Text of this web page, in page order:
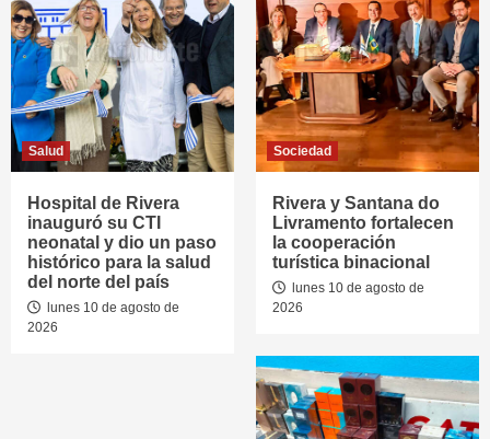
Salud
Hospital de Rivera
inauguró su CTI
neonatal y dio un paso
histórico para la salud
del norte del país
lunes 10 de agosto de
2026
Sociedad
Rivera y Santana do
Livramento fortalecen
la cooperación
turística binacional
lunes 10 de agosto de
2026